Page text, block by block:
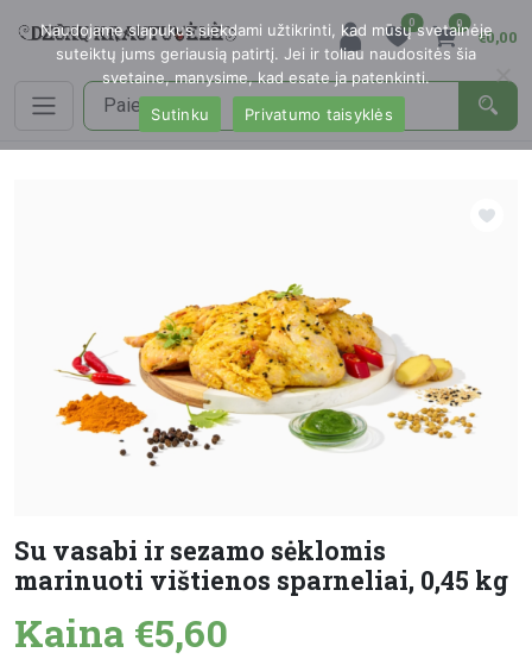
0 0
€0,00
Su vasabi ir sezamo sėklomis
marinuoti vištienos sparneliai, 0,45 kg
Kaina €5,60
Naudojame slapukus siekdami užtikrinti, kad mūsų svetainėje
suteiktų jums geriausią patirtį. Jei ir toliau naudositės šia
svetaine, manysime, kad esate ja patenkinti.
Sutinku
Privatumo taisyklės